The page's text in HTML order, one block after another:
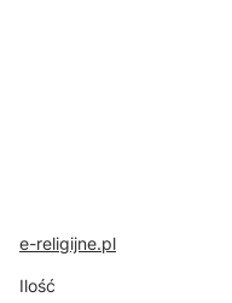
e-religijne.pl
Ilość